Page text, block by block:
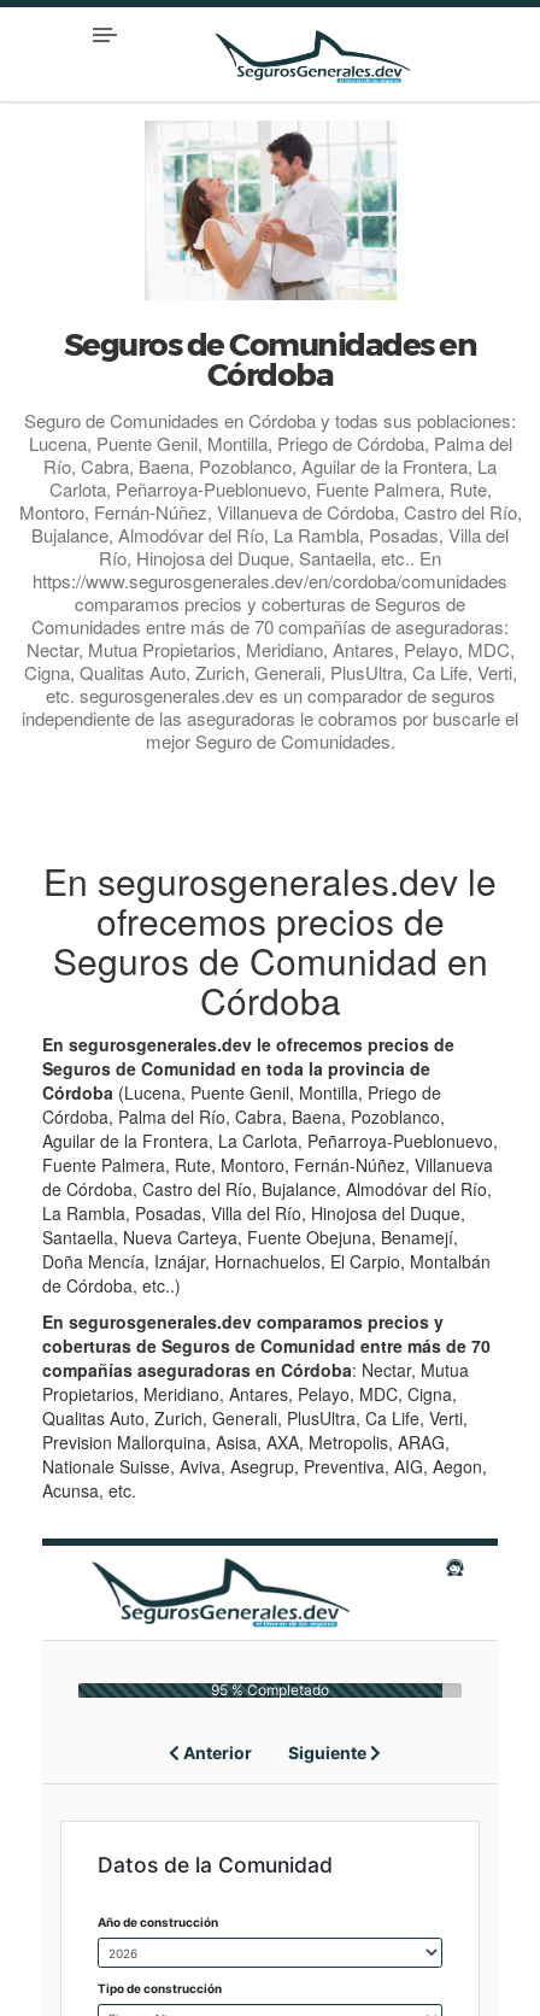
Seguros de Comunidades en
Córdoba
Seguro de Comunidades en Córdoba y todas sus poblaciones:
Lucena, Puente Genil, Montilla, Priego de Córdoba, Palma del
Río, Cabra, Baena, Pozoblanco, Aguilar de la Frontera, La
Carlota, Peñarroya-Pueblonuevo, Fuente Palmera, Rute,
Montoro, Fernán-Núñez, Villanueva de Córdoba, Castro del Río,
Bujalance, Almodóvar del Río, La Rambla, Posadas, Villa del
Río, Hinojosa del Duque, Santaella, etc.. En
https://www.segurosgenerales.dev/en/cordoba/comunidades
comparamos precios y coberturas de Seguros de
Comunidades entre más de 70 compañías de aseguradoras:
Nectar, Mutua Propietarios, Meridiano, Antares, Pelayo, MDC,
Cigna, Qualitas Auto, Zurich, Generali, PlusUltra, Ca Life, Verti,
etc. segurosgenerales.dev es un comparador de seguros
independiente de las aseguradoras le cobramos por buscarle el
mejor Seguro de Comunidades.
En segurosgenerales.dev le
ofrecemos precios de
Seguros de Comunidad en
Córdoba
En segurosgenerales.dev le ofrecemos precios de
Seguros de Comunidad en toda la provincia de
Córdoba (Lucena, Puente Genil, Montilla, Priego de
Córdoba, Palma del Río, Cabra, Baena, Pozoblanco,
Aguilar de la Frontera, La Carlota, Peñarroya-Pueblonuevo,
Fuente Palmera, Rute, Montoro, Fernán-Núñez, Villanueva
de Córdoba, Castro del Río, Bujalance, Almodóvar del Río,
La Rambla, Posadas, Villa del Río, Hinojosa del Duque,
Santaella, Nueva Carteya, Fuente Obejuna, Benamejí,
Doña Mencía, Iznájar, Hornachuelos, El Carpio, Montalbán
de Córdoba, etc..)
En segurosgenerales.dev comparamos precios y
coberturas de Seguros de Comunidad entre más de 70
compañías aseguradoras en Córdoba: Nectar, Mutua
Propietarios, Meridiano, Antares, Pelayo, MDC, Cigna,
Qualitas Auto, Zurich, Generali, PlusUltra, Ca Life, Verti,
Prevision Mallorquina, Asisa, AXA, Metropolis, ARAG,
Nationale Suisse, Aviva, Asegrup, Preventiva, AIG, Aegon,
Acunsa, etc.
Anterior
95 % Completado
Siguiente
Datos de la Comunidad
Año de construcción
Tipo de construcción